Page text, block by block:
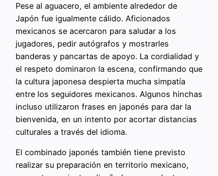
Pese al aguacero, el ambiente alrededor de
Japón fue igualmente cálido. Aficionados
mexicanos se acercaron para saludar a los
jugadores, pedir autógrafos y mostrarles
banderas y pancartas de apoyo. La cordialidad y
el respeto dominaron la escena, confirmando que
la cultura japonesa despierta mucha simpatía
entre los seguidores mexicanos. Algunos hinchas
incluso utilizaron frases en japonés para dar la
bienvenida, en un intento por acortar distancias
culturales a través del idioma.
El combinado japonés también tiene previsto
realizar su preparación en territorio mexicano,